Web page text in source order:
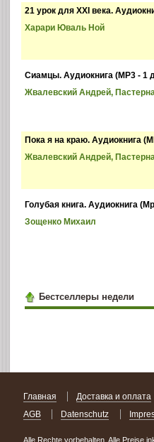
21 урок для XXI века.
Харари Юваль Ной
Сиамцы. Аудиокнига (MP3 - 1
Жвалевский Андрей,
Пока я на краю. Аудиокнига
Жвалевский Андрей,
Голубая книга. Аудиокнига
Зощенко Михаил
Бестселлеры недели
Главная Доставка и оплата
AGB
Datenschutz
Alle Rechte vorbehalten. Alle Preise